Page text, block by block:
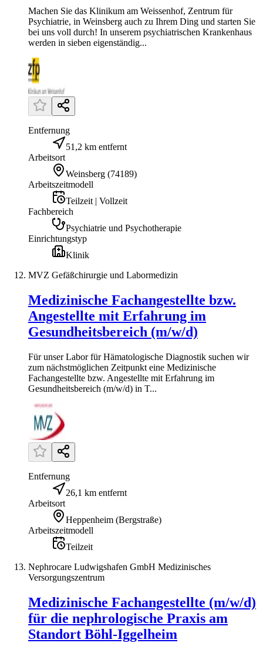
Machen Sie das Klinikum am Weissenhof, Zentrum für
Psychiatrie, in Weinsberg auch zu Ihrem Ding und starten Sie
bei uns voll durch! In unserem psychiatrischen Krankenhaus
werden in sieben eigenständig...
Entfernung
51,2 km entfernt
Arbeitsort
Weinsberg (74189)
Arbeitszeitmodell
Teilzeit | Vollzeit
Fachbereich
Psychiatrie und Psychotherapie
Einrichtungstyp
Klinik
MVZ Gefäßchirurgie und Labormedizin
Medizinische Fachangestellte bzw.
Angestellte mit Erfahrung im
Gesundheitsbereich (m/w/d)
Für unser Labor für Hämatologische Diagnostik suchen wir
zum nächstmöglichen Zeitpunkt eine Medizinische
Fachangestellte bzw. Angestellte mit Erfahrung im
Gesundheitsbereich (m/w/d) in T...
Entfernung
26,1 km entfernt
Arbeitsort
Heppenheim (Bergstraße)
Arbeitszeitmodell
Teilzeit
Nephrocare Ludwigshafen GmbH Medizinisches
Versorgungszentrum
Medizinische Fachangestellte (m/w/d)
für die nephrologische Praxis am
Standort Böhl-Iggelheim